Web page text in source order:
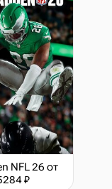
NFL 26 от
₽